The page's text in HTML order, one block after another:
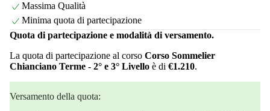
Massima Qualità
Minima quota di partecipazione
Quota di partecipazione e modalità di versamento.
La quota di partecipazione al corso Corso Sommelier
Chianciano Terme - 2° e 3° Livello è di €1.210.
Versamento della quota: